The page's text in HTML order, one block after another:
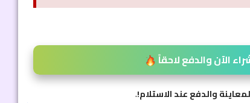
الآن والدفع لاحقاً
والدفع عند الاستلام!.